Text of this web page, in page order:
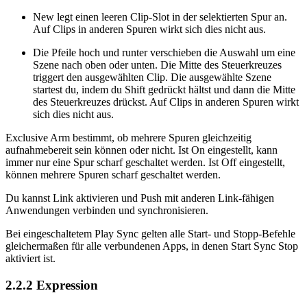
New legt einen leeren Clip-Slot in der selektierten Spur an.
Auf Clips in anderen Spuren wirkt sich dies nicht aus.
Die Pfeile hoch und runter verschieben die Auswahl um eine
Szene nach oben oder unten. Die Mitte des Steuerkreuzes
triggert den ausgewählten Clip. Die ausgewählte Szene
startest du, indem du Shift gedrückt hältst und dann die Mitte
des Steuerkreuzes drückst. Auf Clips in anderen Spuren wirkt
sich dies nicht aus.
Exclusive Arm bestimmt, ob mehrere Spuren gleichzeitig
aufnahmebereit sein können oder nicht. Ist On eingestellt, kann
immer nur eine Spur scharf geschaltet werden. Ist Off eingestellt,
können mehrere Spuren scharf geschaltet werden.
Du kannst Link aktivieren und Push mit anderen Link-fähigen
Anwendungen verbinden und synchronisieren.
Bei eingeschaltetem Play Sync gelten alle Start- und Stopp-Befehle
gleichermaßen für alle verbundenen Apps, in denen Start Sync Stop
aktiviert ist.
2.2.2 Expression